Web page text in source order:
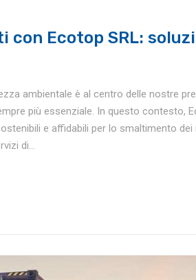
Ecotop SRL:
ambientale è al centro delle nostre
più essenziale. In questo contesto,
e affidabili per lo smaltimento dei
di...